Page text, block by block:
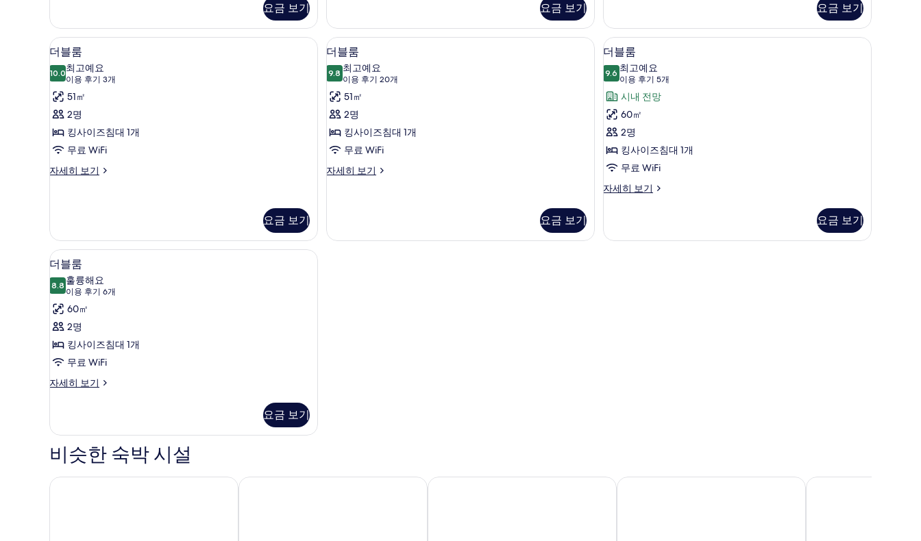
히
보
기
요금 보기
기
요금 보기
세
히
보
기
요금 보기
더
블
룸
사
진
모
두
보
더블룸 | 고급 침구, 오리/거위털 이불, 방음 설비, 다리미/다리미판
4
더블룸
10.010.0점 만점 중 10점
최고예요
이용 후기 3개
(이
용
후
기
3
개)
51㎡
2명
킹사이즈침대 1개
무료 WiFi
자세히 보기
더
히
보
기
요금 보기
더
블
룸
사
진
모
두
보
더블룸 | 고급 침구, 오리/거위털 이불, 방음 설비, 다리미/다리미판
4
더블룸
9.89.8점 만점 중 10점
최고예요
이용 후기 20개
(이
용
후
기
20
개)
51㎡
2명
킹사이즈침대 1개
무료 WiFi
자세히 보기
더
히
보
요금 보기
더
블
룸
사
진
모
두
보
기
더블룸 | 고급 침구, 오리/거위털 이불, 방음 설
6
더블룸
9.69.6점 만점 중 10점
최고예요
이용 후기 5개
(이
용
후
기
5
개)
시내 전망
60㎡
2명
킹사이즈침대 1개
무료 WiFi
자세히 보기
더
세
요금 보기
더
블
룸
사
진
모
두
보
고급 침구, 오리/거위털 이불, 방음 설비, 다리미/다리미판
5
더블룸
8.88.8점 만점 중 10점
훌륭해요
이용 후기 6개
(이
용
후
기
6
개)
60㎡
2명
킹사이즈침대 1개
무료 WiFi
자세히 보기
더
세
보
요금 보기
비슷한 숙박 시설
워릭 덴버 캣버드 호텔 하얏트 플레이스 덴버 다운타운 하얏트 센트릭 다운타운 덴버 올 인